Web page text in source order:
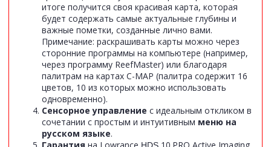
итоге получится своя красивая карта, которая
будет содержать самые актуальные глубины и
важные пометки, созданные лично вами.
Примечание: раскрашивать карты можно через
сторонние программы на компьютере (например,
через программу ReefMaster) или благодаря
палитрам на картах C-MAP (палитра содержит 16
цветов, 10 из которых можно использовать
одновременно).
Сенсорное управление с идеальным откликом в
сочетании с простым и интуитивным меню на
русском языке.
Гарантия на Lowrance HDS 10 PRO Active Imaging